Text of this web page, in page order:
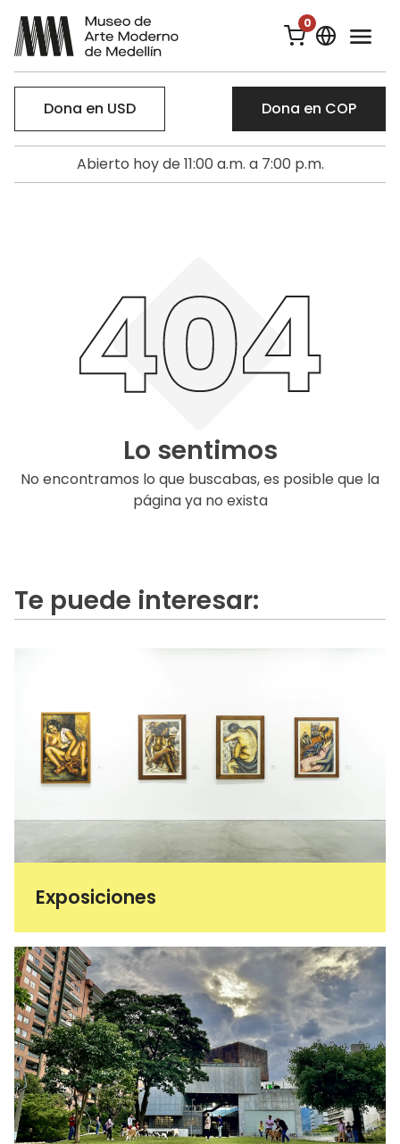
0
Dona en USD Dona en COP
Abierto hoy de 11:00 a.m. a 7:00 p.m.
Lo sentimos
No encontramos lo que buscabas, es posible que la
página ya no exista
Te puede interesar:
Exposiciones